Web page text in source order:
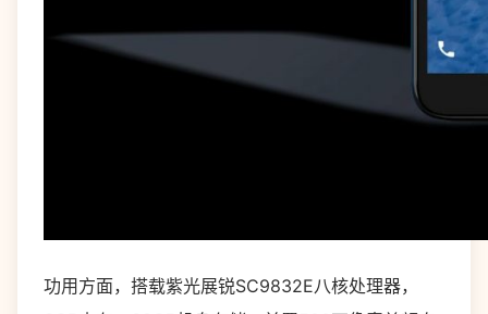
功用方面，搭载紫光展锐SC9832E八核处理器，